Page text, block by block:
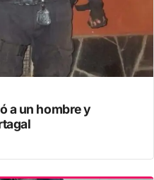
a un hombre y